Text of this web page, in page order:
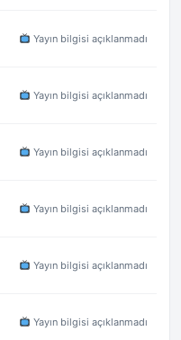
Yayın bilgisi açıklanmadı
Yayın bilgisi açıklanmadı
Yayın bilgisi açıklanmadı
Yayın bilgisi açıklanmadı
Yayın bilgisi açıklanmadı
Yayın bilgisi açıklanmadı